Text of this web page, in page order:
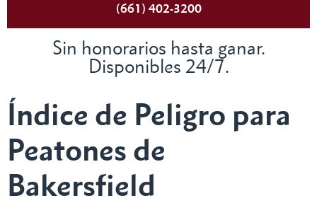
(661) 402-3200
Sin honorarios hasta ganar.
Disponibles 24/7.
Índice de Peligro para
Peatones de
Bakersfield